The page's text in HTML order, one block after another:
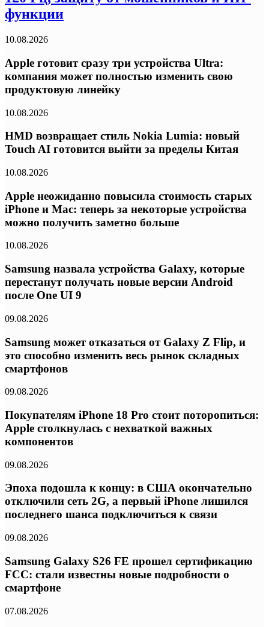
функции
10.08.2026
Apple готовит сразу три устройства Ultra:
компания может полностью изменить свою
продуктовую линейку
10.08.2026
HMD возвращает стиль Nokia Lumia: новый
Touch AI готовится выйти за пределы Китая
10.08.2026
Apple неожиданно повысила стоимость старых
iPhone и Mac: теперь за некоторые устройства
можно получить заметно больше
10.08.2026
Samsung назвала устройства Galaxy, которые
перестанут получать новые версии Android
после One UI 9
09.08.2026
Samsung может отказаться от Galaxy Z Flip, и
это способно изменить весь рынок складных
смартфонов
09.08.2026
Покупателям iPhone 18 Pro стоит поторопиться:
Apple столкнулась с нехваткой важных
компонентов
09.08.2026
Эпоха подошла к концу: в США окончательно
отключили сеть 2G, а первый iPhone лишился
последнего шанса подключиться к связи
09.08.2026
Samsung Galaxy S26 FE прошел сертификацию
FCC: стали известны новые подробности о
смартфоне
07.08.2026